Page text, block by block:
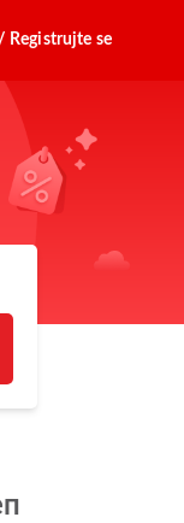
Registrujte se